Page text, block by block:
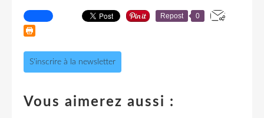
Repost 0
S'inscrire à la newsletter
Vous aimerez aussi :